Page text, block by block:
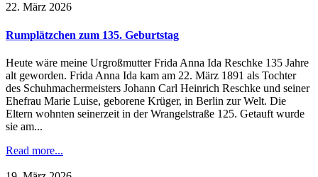
22. März 2026
Rumplätzchen zum 135. Geburtstag
Heute wäre meine Urgroßmutter Frida Anna Ida Reschke 135 Jahre
alt geworden. Frida Anna Ida kam am 22. März 1891 als Tochter
des Schuhmachermeisters Johann Carl Heinrich Reschke und seiner
Ehefrau Marie Luise, geborene Krüger, in Berlin zur Welt. Die
Eltern wohnten seinerzeit in der Wrangelstraße 125. Getauft wurde
sie am...
Read more...